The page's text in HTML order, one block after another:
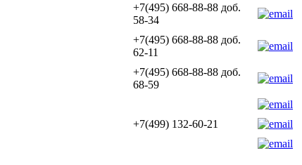
+7(495) 668-88-88 доб.
58-34
+7(495) 668-88-88 доб.
62-11
+7(495) 668-88-88 доб.
68-59
+7(499) 132-60-21